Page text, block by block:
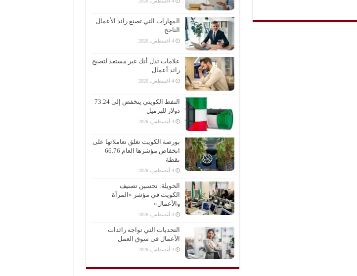
المهارات التي تصنع رائد الأعمال
الناجح
4 أغسطس، 2026
علامات تدل أنك غير مستعد لتصبح
رائد أعمال
4 أغسطس، 2026
النفط الكويتي ينخفض إلى 73.24
دولار للبرميل
4 أغسطس، 2026
بورصة الكويت تغلق تعاملاتها على
انخفاض مؤشرها العام 66.76
نقطة
4 أغسطس، 2026
الحويلة: تحسين تصنيف
الكويت في مؤشر «المرأة
والأعمال»
3 أغسطس، 2026
التحديات التي تواجه رائدات
الأعمال في سوق العمل
3 أغسطس، 2026